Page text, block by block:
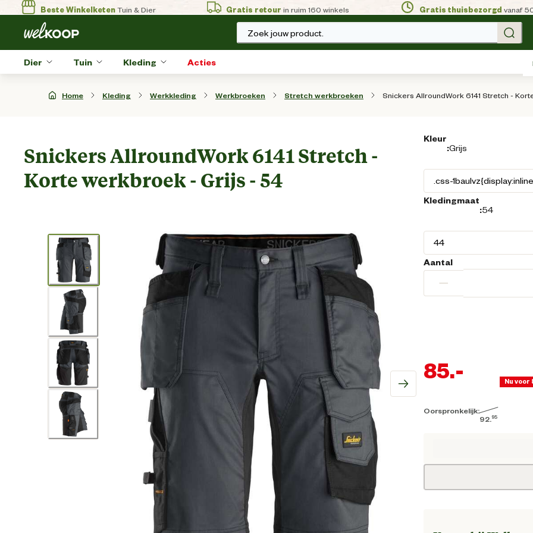
Beste WinkelketenTuin & Dier Gratis retour in ruim 160 winkels Gratis thuisbezorgd vanaf
Zoek jouw product.
Dier Tuin Kleding Acties
Home Kleding Werkkleding Werkbroeken Stretch werkbroeken Snickers AllroundWork 6141 Stretch -
Snickers AllroundWork 6141 Stretch -
Korte werkbroek - Grijs - 54
Kleur
:Grijs
Kledingmaat
:54
Aantal
−
Oorspronkelijk:
92.95
85.-
Nu voor